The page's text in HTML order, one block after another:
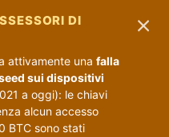
DI
attivamente una falla
sui dispositivi
a oggi): le chiavi
alcun accesso
BTC sono stati
×